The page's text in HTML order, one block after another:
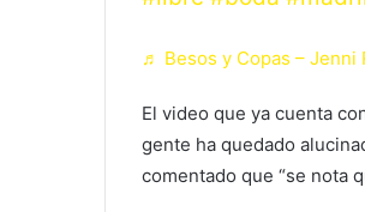
♬ Besos y Copas – Jenni
El video que ya cuenta
gente ha quedado
comentado que “se nota